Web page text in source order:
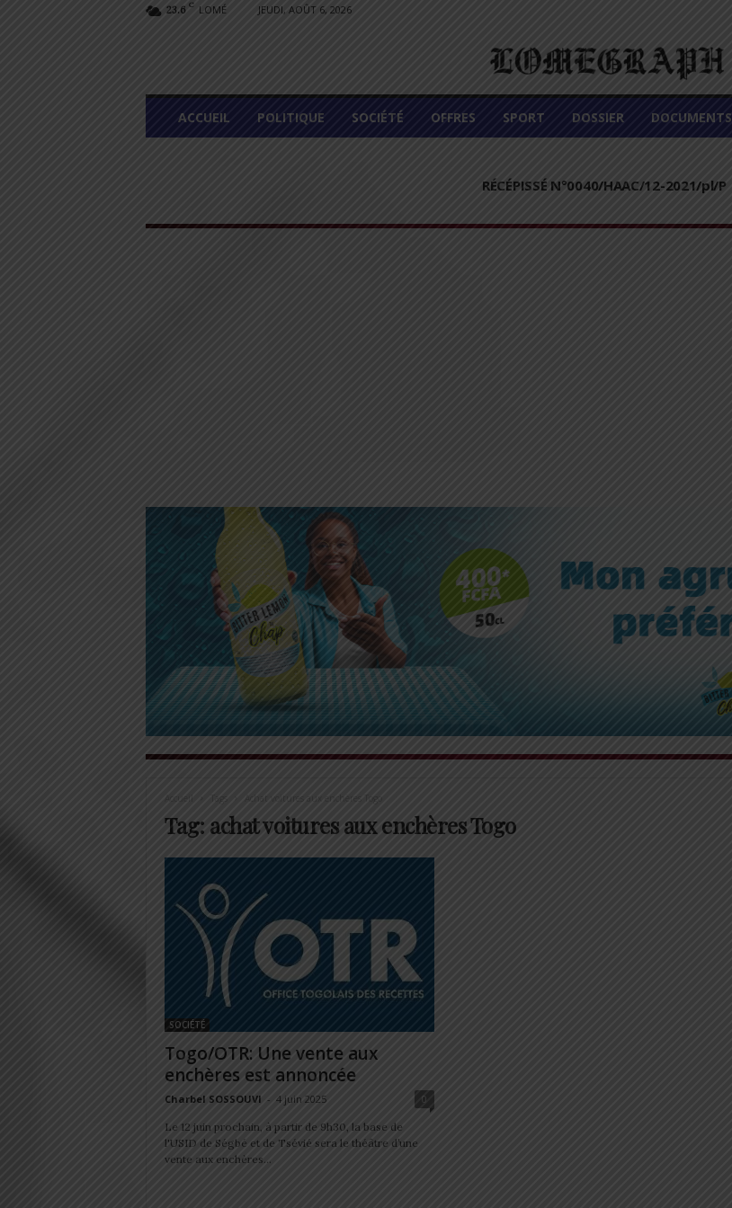
23.6 C LOMÉ JEUDI, AOÛT 6, 2026
L
M
ACCUEIL POLITIQUE SOCIÉTÉ OFFRES SPORT DOSSIER DOCUMENTS
RÉCÉPISSÉ N°0040/HAAC/12-2021/pl/P
Accueil Tags Achat voitures aux enchères Togo
Tag: achat voitures aux enchères Togo
SOCIÉTÉ
Togo/OTR: Une vente aux
enchères est annoncée
Charbel SOSSOUVI - 4 juin 2025 0
Le 12 juin prochain, à partir de 9h30, la base de
l'USID de Ségbé et de Tsévié sera le théâtre d’une
vente aux enchères...